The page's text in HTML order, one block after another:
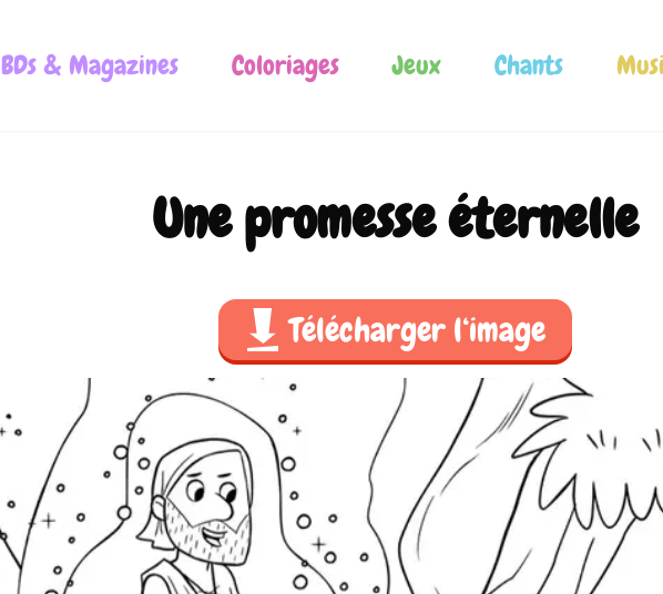
BDs & Magazines Coloriages Jeux Chants
Une promesse éternelle
Télécharger l‘image